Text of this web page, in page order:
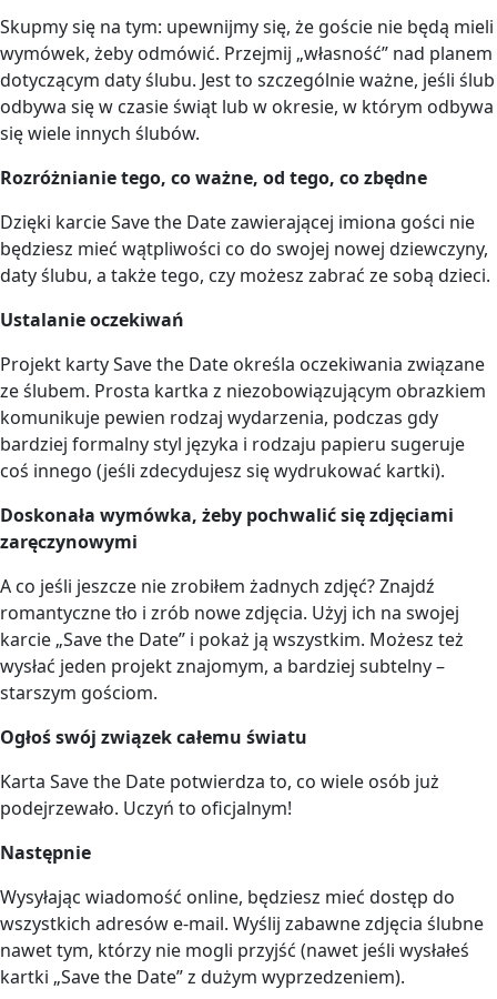
Skupmy się na tym: upewnijmy się, że goście nie będą mieli
wymówek, żeby odmówić. Przejmij „własność” nad planem
dotyczącym daty ślubu. Jest to szczególnie ważne, jeśli ślub
odbywa się w czasie świąt lub w okresie, w którym odbywa
się wiele innych ślubów.
Rozróżnianie tego, co ważne, od tego, co zbędne
Dzięki karcie Save the Date zawierającej imiona gości nie
będziesz mieć wątpliwości co do swojej nowej dziewczyny,
daty ślubu, a także tego, czy możesz zabrać ze sobą dzieci.
Ustalanie oczekiwań
Projekt karty Save the Date określa oczekiwania związane
ze ślubem. Prosta kartka z niezobowiązującym obrazkiem
komunikuje pewien rodzaj wydarzenia, podczas gdy
bardziej formalny styl języka i rodzaju papieru sugeruje
coś innego (jeśli zdecydujesz się wydrukować kartki).
Doskonała wymówka, żeby pochwalić się zdjęciami
zaręczynowymi
A co jeśli jeszcze nie zrobiłem żadnych zdjęć? Znajdź
romantyczne tło i zrób nowe zdjęcia. Użyj ich na swojej
karcie „Save the Date” i pokaż ją wszystkim. Możesz też
wysłać jeden projekt znajomym, a bardziej subtelny –
starszym gościom.
Ogłoś swój związek całemu światu
Karta Save the Date potwierdza to, co wiele osób już
podejrzewało. Uczyń to oficjalnym!
Następnie
Wysyłając wiadomość online, będziesz mieć dostęp do
wszystkich adresów e-mail. Wyślij zabawne zdjęcia ślubne
nawet tym, którzy nie mogli przyjść (nawet jeśli wysłałeś
kartki „Save the Date” z dużym wyprzedzeniem).